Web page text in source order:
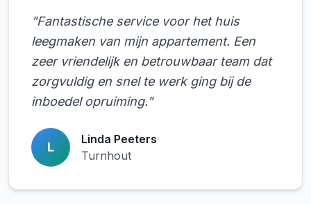
"Fantastische service voor het huis
leegmaken van mijn appartement. Een
zeer vriendelijk en betrouwbaar team dat
zorgvuldig en snel te werk ging bij de
inboedel opruiming."
L
Linda Peeters
Turnhout